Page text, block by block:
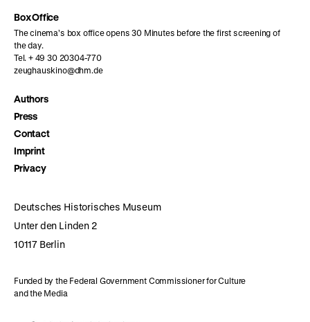
Box Office
The cinema’s box office opens 30 Minutes before the first screening of
the day.
Tel. + 49 30 20304-770
zeughauskino@dhm.de
Authors
Press
Contact
Imprint
Privacy
Deutsches Historisches Museum
Unter den Linden 2
10117 Berlin
Funded by the Federal Government Commissioner for Culture
and the Media